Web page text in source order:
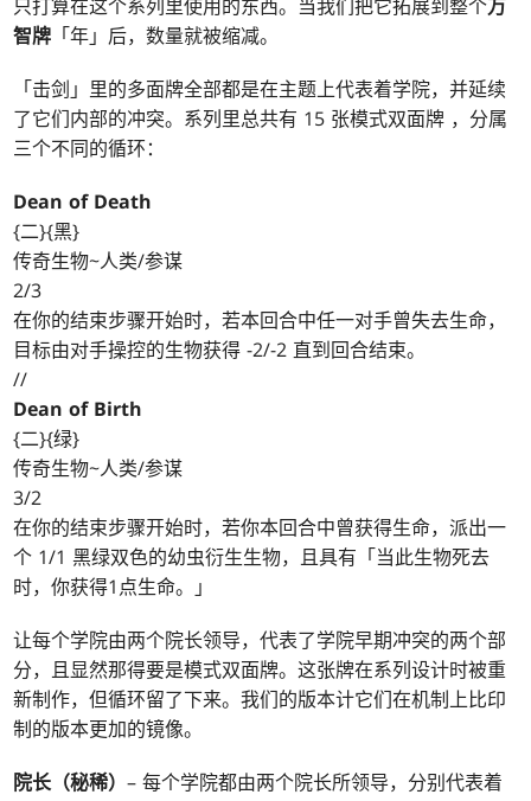
只打算在这个系列里使用的东西。当我们把它拓展到整个万
智牌 「年」后，数量就被缩减。
「击剑」里的多面牌全部都是在主题上代表着学院，并延续
了它们内部的冲突。系列里总共有 15 张模式双面牌 ，分属
三个不同的循环：
Dean of Death
{二}{黑}
传奇生物~人类/参谋
2/3
在你的结束步骤开始时，若本回合中任一对手曾失去生命，
目标由对手操控的生物获得 -2/-2 直到回合结束。
//
Dean of Birth
{二}{绿}
传奇生物~人类/参谋
3/2
在你的结束步骤开始时，若你本回合中曾获得生命，派出一
个 1/1 黑绿双色的幼虫衍生生物，且具有「当此生物死去
时，你获得1点生命。」
让每个学院由两个院长领导，代表了学院早期冲突的两个部
分，且显然那得要是模式双面牌。这张牌在系列设计时被重
新制作，但循环留了下来。我们的版本计它们在机制上比印
制的版本更加的镜像。
院长（秘稀）– 每个学院都由两个院长所领导，分别代表着